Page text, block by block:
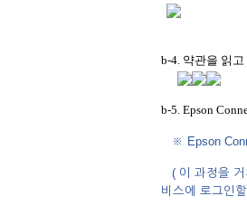
b-4. 약관을 읽
b-5. Epson
※ Epson
( 이 과정을 거
비스에 로그인